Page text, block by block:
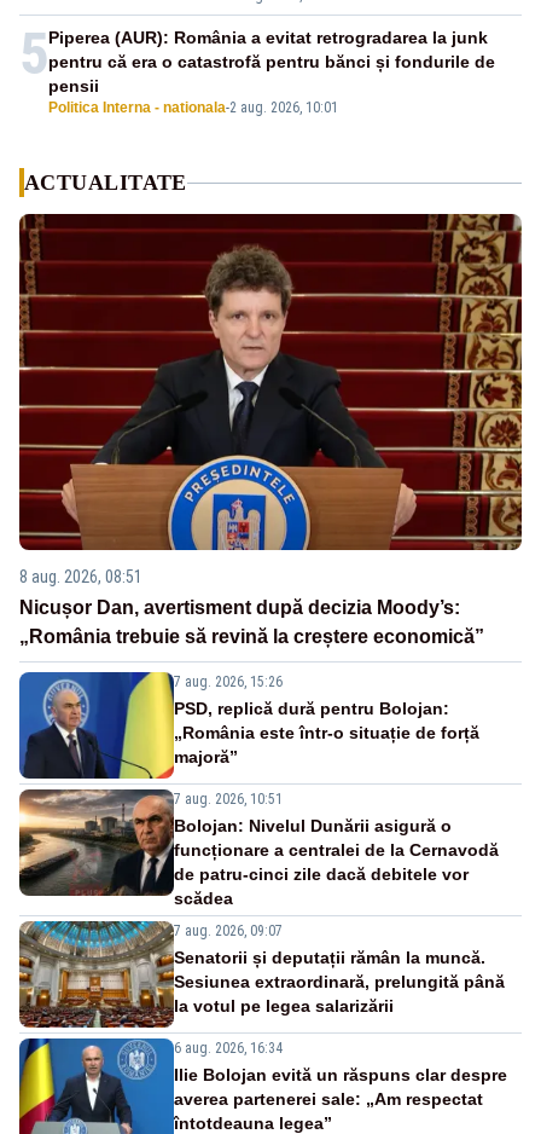
5
Politica Interna - nationala-2 aug. 2026, 10:01
Piperea (AUR): România a evitat retrogradarea la junk
pentru că era o catastrofă pentru bănci și fondurile de
pensii
ACTUALITATE
8 aug. 2026, 08:51
Nicușor Dan, avertisment după decizia Moody’s:
„România trebuie să revină la creștere economică”
7 aug. 2026, 15:26
PSD, replică dură pentru Bolojan:
„România este într-o situație de forță
majoră”
7 aug. 2026, 10:51
Bolojan: Nivelul Dunării asigură o
funcționare a centralei de la Cernavodă
de patru-cinci zile dacă debitele vor
scădea
7 aug. 2026, 09:07
Senatorii și deputații rămân la muncă.
Sesiunea extraordinară, prelungită până
la votul pe legea salarizării
6 aug. 2026, 16:34
Ilie Bolojan evită un răspuns clar despre
averea partenerei sale: „Am respectat
întotdeauna legea”